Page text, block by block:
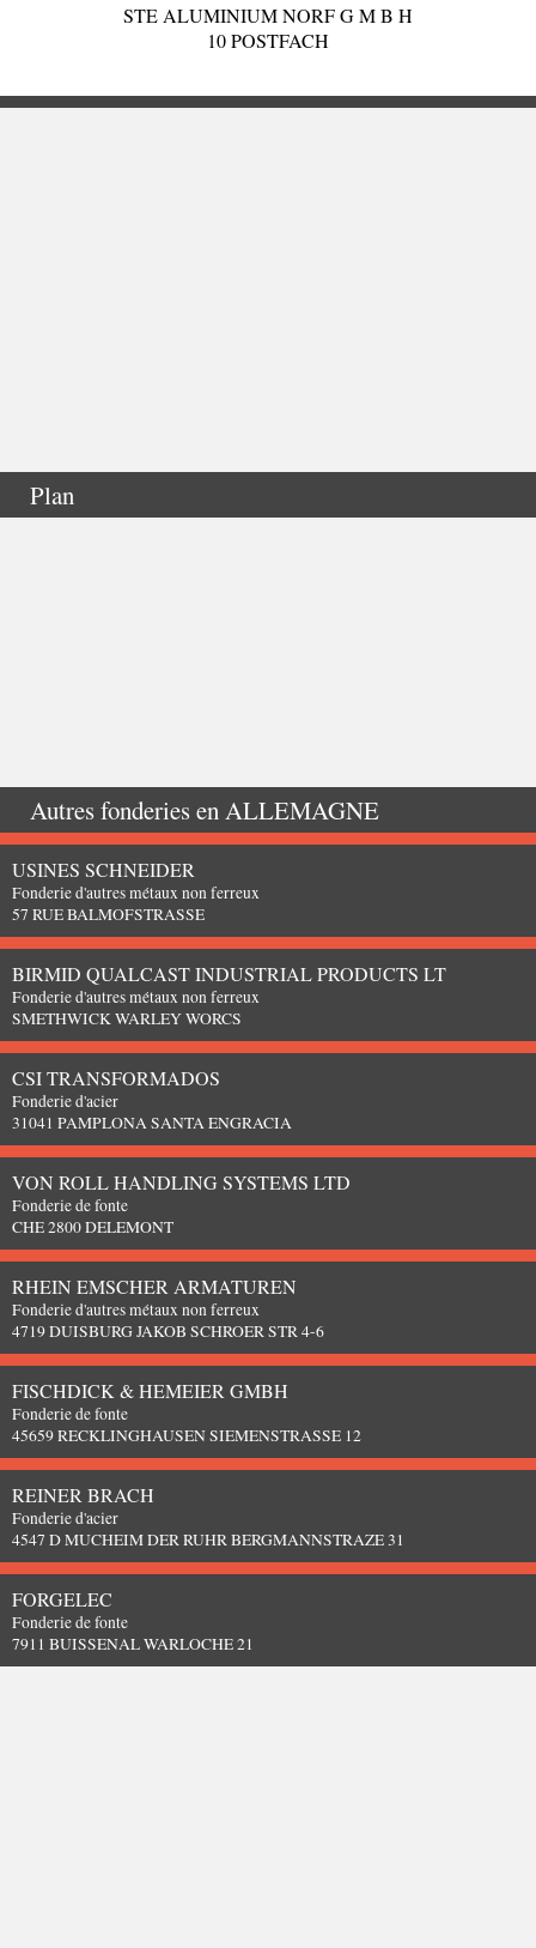
STE ALUMINIUM NORF G M B H
10 POSTFACH
Plan
Autres fonderies enALLEMAGNE
USINES SCHNEIDER
Fonderie d'autres métaux non ferreux
57 RUE BALMOFSTRASSE
BIRMID QUALCAST INDUSTRIAL PRODUCTS LT
Fonderie d'autres métaux non ferreux
SMETHWICK WARLEY WORCS
CSI TRANSFORMADOS
Fonderie d'acier
31041 PAMPLONA SANTA ENGRACIA
VON ROLL HANDLING SYSTEMS LTD
Fonderie de fonte
CHE 2800 DELEMONT
RHEIN EMSCHER ARMATUREN
Fonderie d'autres métaux non ferreux
4719 DUISBURG JAKOB SCHROER STR 4-6
FISCHDICK & HEMEIER GMBH
Fonderie de fonte
45659 RECKLINGHAUSEN SIEMENSTRASSE 12
REINER BRACH
Fonderie d'acier
4547 D MUCHEIM DER RUHR BERGMANNSTRAZE 31
FORGELEC
Fonderie de fonte
7911 BUISSENAL WARLOCHE 21